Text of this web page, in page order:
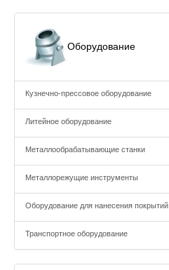
Оборудование
Кузнечно-прессовое оборудование
Литейное оборудование
Металлообрабатывающие станки
Металлорежущие инструменты
Оборудование для нанесения покрытий
Транспортное оборудование